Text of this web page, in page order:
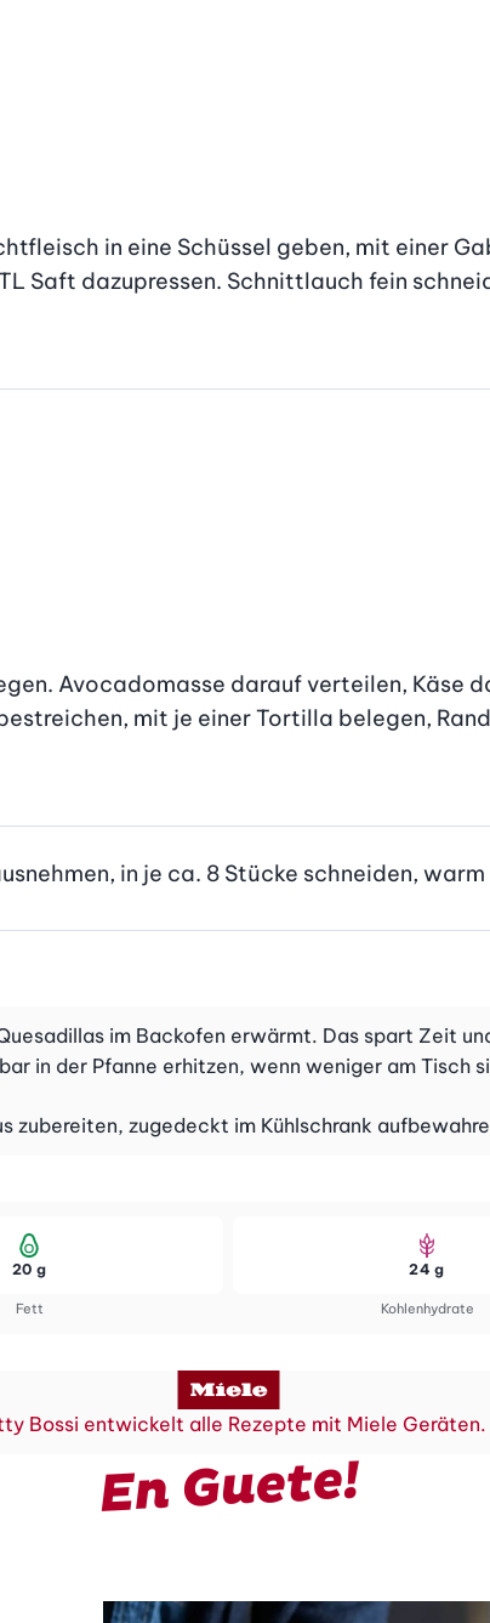
in eine Schüssel geben, mit einer
Saft dazupressen. Schnittlauch fein
Avocadomasse darauf verteilen, Käse
mit je einer Tortilla belegen,
in je ca. 8 Stücke schneiden,
im Backofen erwärmt. Das spart Zeit
in der Pfanne erhitzen, wenn weniger am Tisch
zubereiten, zugedeckt im Kühlschrank
Fett
20 g
Kohlenhydrate
24 g
Bossi entwickelt alle Rezepte mit Miele Geräten.
En Guete!